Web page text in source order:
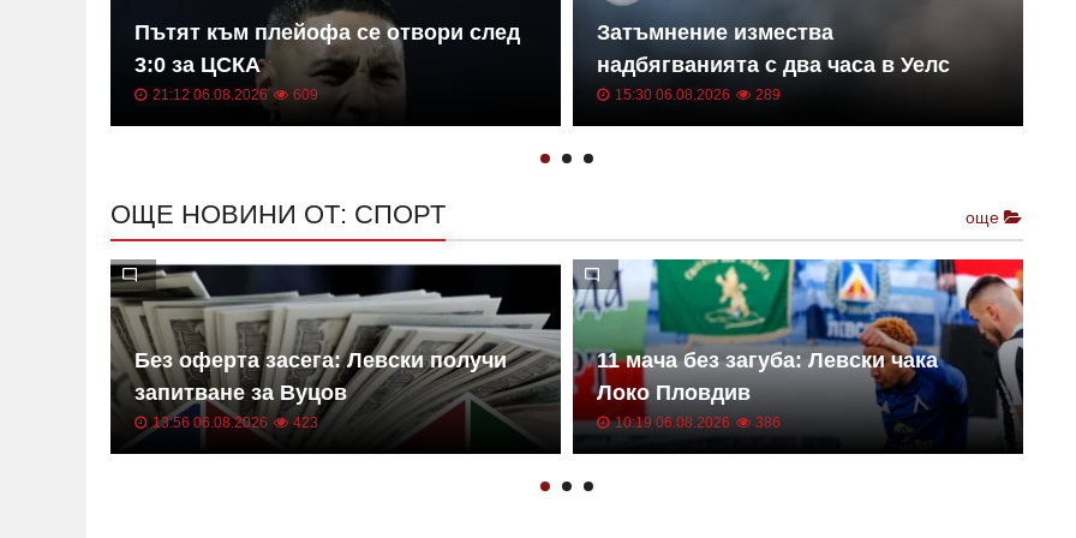
Пътят към плейофа се отвори след
3:0 за ЦСКА
21:12 06.08.2026 609
Затъмнение измества
надбягванията с два часа в Уелс
15:30 06.08.2026 289
ОЩЕ НОВИНИ ОТ: СПОРТ още
Без оферта засега: Левски получи
запитване за Вуцов
13:56 06.08.2026 423
11 мача без загуба: Левски чака
Локо Пловдив
10:19 06.08.2026 386